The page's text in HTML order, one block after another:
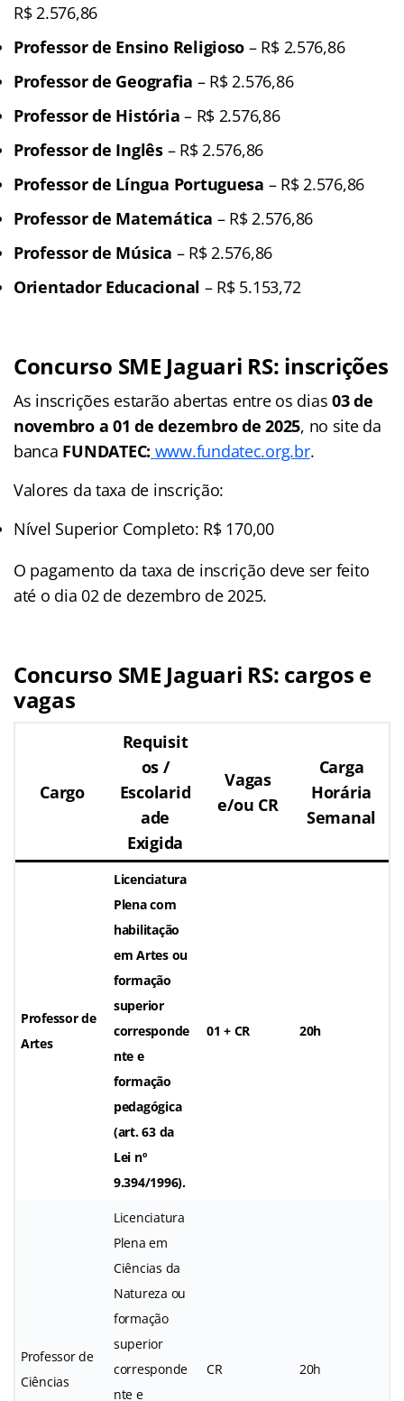
R$ 2.576,86
Professor de Ensino Religioso – R$ 2.576,86
Professor de Geografia – R$ 2.576,86
Professor de História – R$ 2.576,86
Professor de Inglês– R$ 2.576,86
Professor de Língua Portuguesa – R$ 2.576,86
Professor de Matemática – R$ 2.576,86
Professor de Música – R$ 2.576,86
Orientador Educacional – R$ 5.153,72
Concurso SME Jaguari RS: inscrições
As inscrições estarão abertas entre os dias03 de
novembro a 01 de dezembro de 2025, no site da
banca FUNDATEC: www.fundatec.org.br.
Valores da taxa de inscrição:
Nível Superior Completo: R$ 170,00
O pagamento da taxa de inscrição deve ser feito
até o dia 02 de dezembro de 2025.
Concurso SME Jaguari RS: cargos e
vagas
Cargo
Requisit
os /
Escolarid
ade
Exigida
Vagas
e/ou CR
Carga
Horária
Semanal
Professor de
Artes
Licenciatura
Plena com
habilitação
em Artes ou
formação
superior
corresponde
nte e
formação
pedagógica
(art. 63 da
Lei nº
9.394/1996).
01 + CR 20h
Professor de
Ciências
Licenciatura
Plena em
Ciências da
Natureza ou
formação
superior
corresponde
nte e
CR 20h